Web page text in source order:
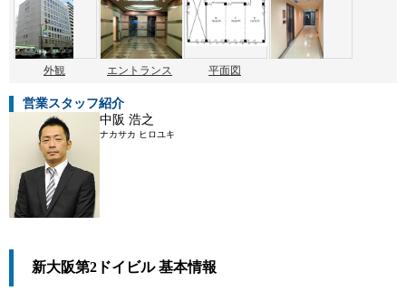
外観 エントランス 平面図
営業スタッフ紹介
中阪 浩之
ナカサカ ヒロユキ
新大阪第2ドイビル 基本情報